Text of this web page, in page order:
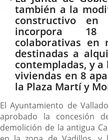
también a la
constructivo en
incorpora 18
colaborativas en
destinadas a
contempladas, y
viviendas en 8
la Plaza Martí y
El Ayuntamiento de
aprobado la concesión
demolición de la antigua